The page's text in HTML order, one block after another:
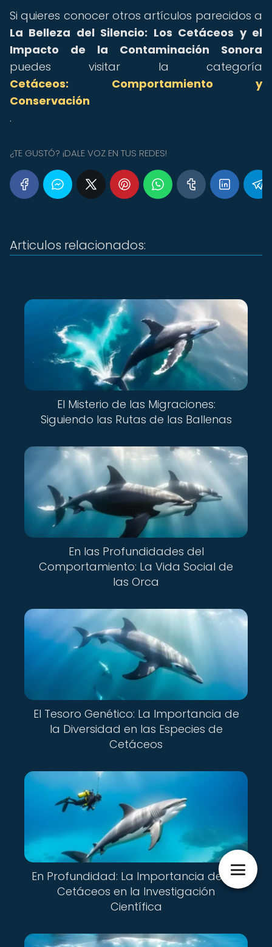
Si quieres conocer otros artículos parecidos a
La Belleza del Silencio: Los Cetáceos y el
Impacto de la Contaminación Sonora
puedes visitar la categoría
Cetáceos: Comportamiento y
Conservación
.
¿TE GUSTÓ? ¡DALE VOZ EN TUS REDES!
Articulos relacionados:
El Misterio de las Migraciones:
Siguiendo las Rutas de las Ballenas
En las Profundidades del
Comportamiento: La Vida Social de
las Orca
El Tesoro Genético: La Importancia de
la Diversidad en las Especies de
Cetáceos
En Profundidad: La Importancia de los
Cetáceos en la Investigación
Científica